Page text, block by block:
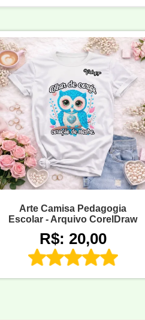
Arte Camisa Pedagogia
Escolar - Arquivo CorelDraw
R$: 20,00